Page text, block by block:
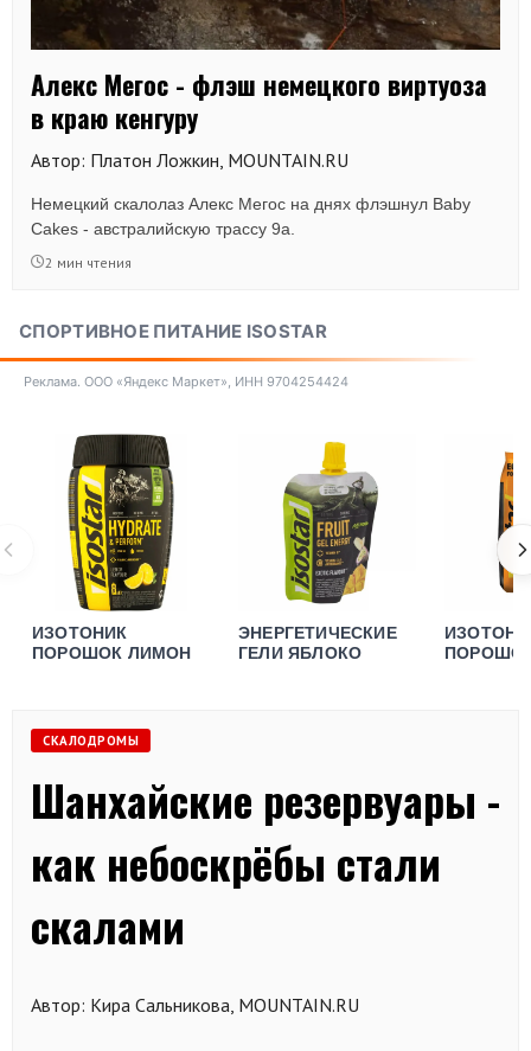
Алекс Мегос - флэш немецкого виртуоза
в краю кенгуру
Автор: Платон Ложкин, MOUNTAIN.RU
Немецкий скалолаз Алекс Мегос на днях флэшнул Baby
Cakes - австралийскую трассу 9а.
2 мин чтения
СПОРТИВНОЕ ПИТАНИЕ ISOSTAR
Реклама. ООО «Яндекс Маркет», ИНН 9704254424
ИЗОТОНИК
ПОРОШОК ЛИМОН
ЭНЕРГЕТИЧЕСКИЕ
ГЕЛИ ЯБЛОКО
СКАЛОДРОМЫ
Шанхайские резервуары -
как небоскрёбы стали
скалами
Автор: Кира Сальникова, MOUNTAIN.RU